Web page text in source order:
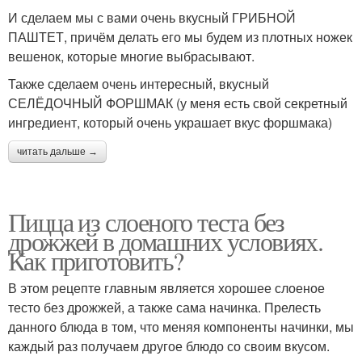
И сделаем мы с вами очень вкусный ГРИБНОЙ
ПАШТЕТ, причём делать его мы будем из плотных ножек
вешенок, которые многие выбрасывают.
Также сделаем очень интересный, вкусный
СЕЛЁДОЧНЫЙ ФОРШМАК (у меня есть свой секретный
ингредиент, который очень украшает вкус форшмака)
читать дальше →
Пицца из слоеного теста без
дрожжей в домашних условиях.
Как приготовить?
В этом рецепте главным является хорошее слоеное
тесто без дрожжей, а также сама начинка. Прелесть
данного блюда в том, что меняя компоненты начинки, мы
каждый раз получаем другое блюдо со своим вкусом.